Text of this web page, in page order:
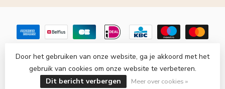
© Copyright 2026 Le Grenier du Lin- Powered byLightspeed
Lightspeed designby Dyvelopment
Door het gebruiken van onze website, ga je akkoord met het
gebruik van cookies om onze website te verbeteren.
Dit bericht verbergen
Meer over cookies »